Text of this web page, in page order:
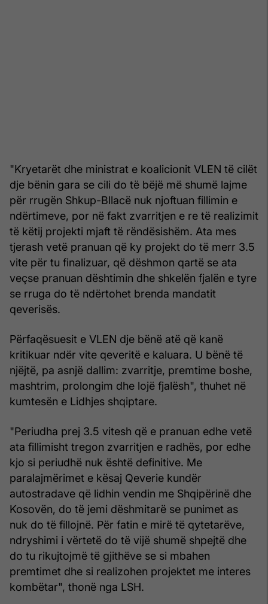
"Kryetarët dhe ministrat e koalicionit VLEN të cilët
dje bënin gara se cili do të bëjë më shumë lajme
për rrugën Shkup-Bllacë nuk njoftuan fillimin e
ndërtimeve, por në fakt zvarritjen e re të realizimit
të këtij projekti mjaft të rëndësishëm. Ata mes
tjerash vetë pranuan që ky projekt do të merr 3.5
vite për tu finalizuar, që dëshmon qartë se ata
veçse pranuan dështimin dhe shkelën fjalën e tyre
se rruga do të ndërtohet brenda mandatit
qeverisës.
Përfaqësuesit e VLEN dje bënë atë që kanë
kritikuar ndër vite qeveritë e kaluara. U bënë të
njëjtë, pa asnjë dallim: zvarritje, premtime boshe,
mashtrim, prolongim dhe lojë fjalësh", thuhet në
kumtesën e Lidhjes shqiptare.
"Periudha prej 3.5 vitesh që e pranuan edhe vetë
ata fillimisht tregon zvarritjen e radhës, por edhe
kjo si periudhë nuk është definitive. Me
paralajmërimet e kësaj Qeverie kundër
autostradave që lidhin vendin me Shqipërinë dhe
Kosovën, do të jemi dëshmitarë se punimet as
nuk do të fillojnë. Për fatin e mirë të qytetarëve,
ndryshimi i vërtetë do të vijë shumë shpejtë dhe
do tu rikujtojmë të gjithëve se si mbahen
premtimet dhe si realizohen projektet me interes
kombëtar", thonë nga LSH.